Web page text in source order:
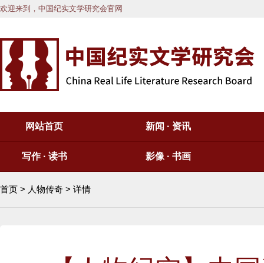
欢迎来到，中国纪实文学研究会官网
网站首页 新闻 · 资讯
写作 · 读书 影像 · 书画
首页 > 人物传奇 > 详情